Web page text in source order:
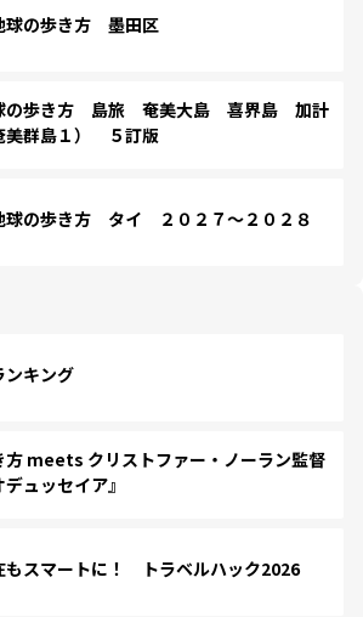
の歩き方 墨田区
の歩き方 島旅 奄美大島 喜界島 加計
美群島１） ５訂版
の歩き方 タイ ２０２７～２０２８
ンキング
方 meets クリストファー・ノーラン監督
ュッセイア』
もスマートに！ トラベルハック2026